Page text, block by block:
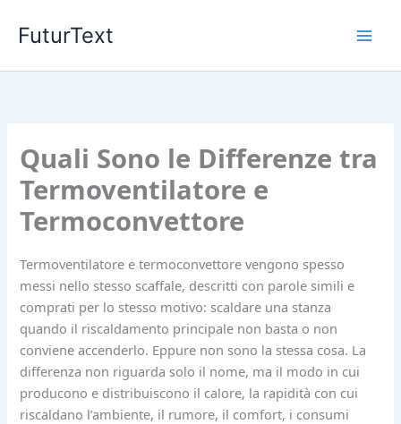
FuturText
Quali Sono le Differenze tra
Termoventilatore e
Termoconvettore
Termoventilatore e termoconvettore vengono spesso
messi nello stesso scaffale, descritti con parole simili e
comprati per lo stesso motivo: scaldare una stanza
quando il riscaldamento principale non basta o non
conviene accenderlo. Eppure non sono la stessa cosa. La
differenza non riguarda solo il nome, ma il modo in cui
producono e distribuiscono il calore, la rapidità con cui
riscaldano l’ambiente, il rumore, il comfort, i consumi